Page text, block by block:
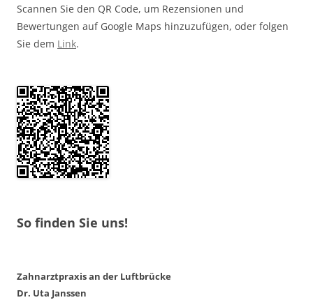
Scannen Sie den QR Code, um Rezensionen und
Bewertungen auf Google Maps hinzuzufügen, oder folgen
Sie dem Link.
So finden Sie uns!
Zahnarztpraxis an der Luftbrücke
Dr. Uta Janssen